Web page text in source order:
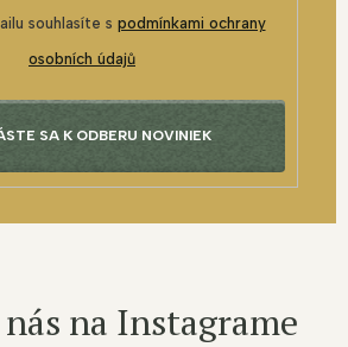
souhlasíte s podmínkami ochrany
osobních údajů
SA K ODBERU NOVINIEK
na Instagrame